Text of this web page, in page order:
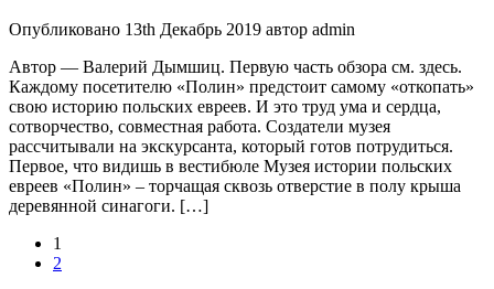
Опубликовано 13th Декабрь 2019 автор admin
Автор — Валерий Дымшиц. Первую часть обзора см. здесь.
Каждому посетителю «Полин» предстоит самому «откопать»
свою историю польских евреев. И это труд ума и сердца,
сотворчество, совместная работа. Создатели музея
рассчитывали на экскурсанта, который готов потрудиться.
Первое, что видишь в вестибюле Музея истории польских
евреев «Полин» – торчащая сквозь отверстие в полу крыша
деревянной синагоги. […]
1
2